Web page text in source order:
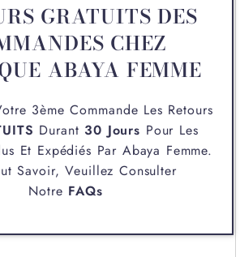
GRATUITS DES
CHEZ
ABAYA FEMME
3ème Commande Les Retours
Durant 30 Jours Pour Les
Et Expédiés Par Abaya Femme.
Savoir, Veuillez Consulter
Notre FAQs